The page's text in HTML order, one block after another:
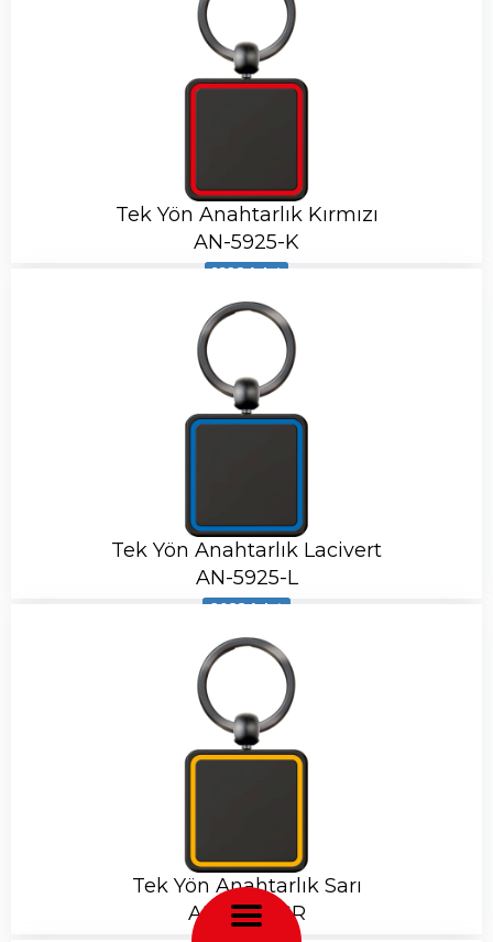
Tek Yön Anahtarlık Kırmızı
AN-5925-K
1928 Adet
Tek Yön Anahtarlık Lacivert
AN-5925-L
2088 Adet
Tek Yön Anahtarlık Sarı
AN-5925-SR